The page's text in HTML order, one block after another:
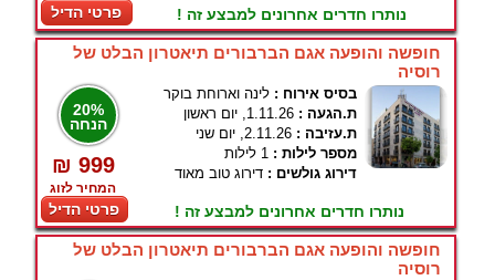
פרטי הדיל נותרו חדרים אחרונים למבצע זה !
חופשה והופעה אגם הברבורים תיאטרון הבלט של
רוסיה
20%
הנחה
₪ 999
המחיר לזוג
פרטי הדיל
בסיס אירוח : לינה וארוחת בוקר
ת.הגעה : 1.11.26, יום ראשון
ת.עזיבה : 2.11.26, יום שני
מספר לילות : 1 לילות
דירוג גולשים : דירוג טוב מאוד
נותרו חדרים אחרונים למבצע זה !
חופשה והופעה אגם הברבורים תיאטרון הבלט של
רוסיה